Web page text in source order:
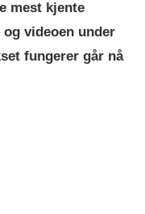
mest kjente
videoen under
fungerer går nå